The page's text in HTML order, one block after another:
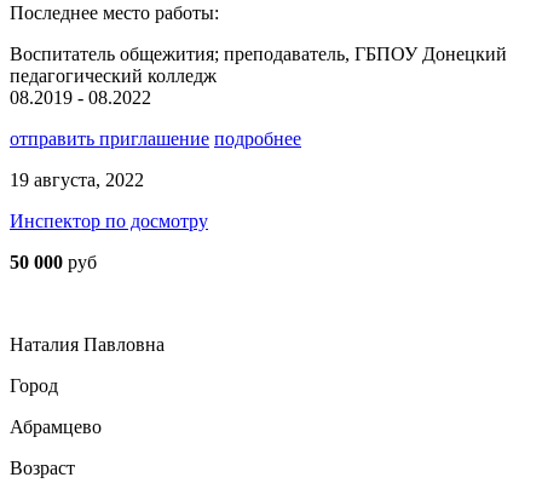
Последнее место работы:
Воспитатель общежития; преподаватель, ГБПОУ Донецкий
педагогический колледж
08.2019 - 08.2022
отправить приглашение подробнее
19 августа, 2022
Инспектор по досмотру
50 000 руб
Наталия Павловна
Город
Абрамцево
Возраст